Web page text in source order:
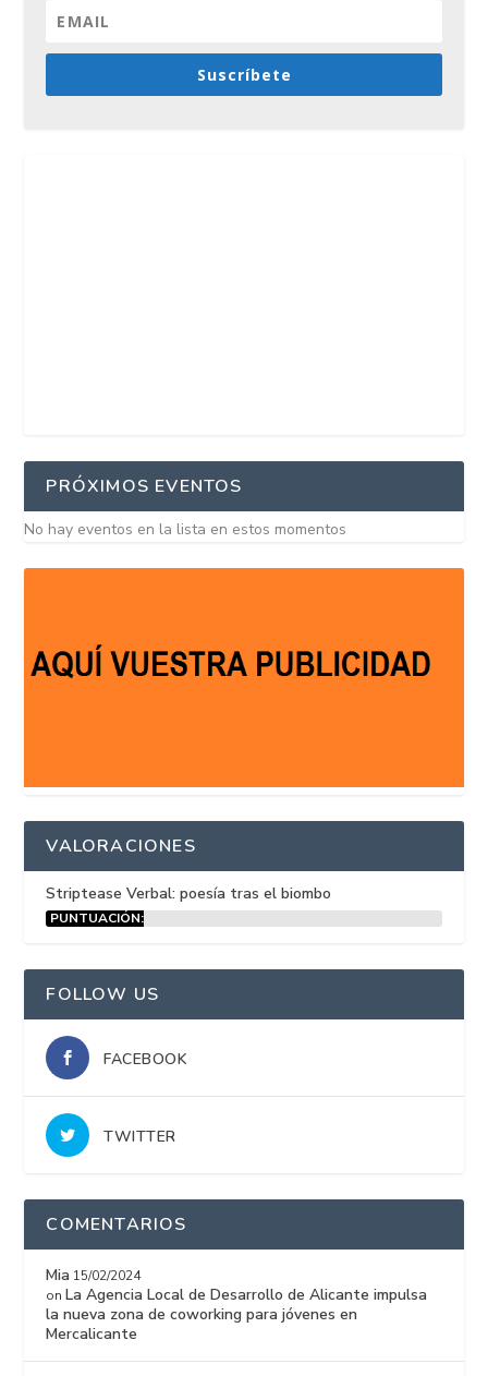
Suscríbete
PRÓXIMOS EVENTOS
No hay eventos en la lista en estos momentos
VALORACIONES
Striptease Verbal: poesía tras el biombo
PUNTUACIÓN:
FOLLOW US
FACEBOOK
TWITTER
COMENTARIOS
Mia 15/02/2024
onLa Agencia Local de Desarrollo de Alicante impulsa
la nueva zona de coworking para jóvenes en
Mercalicante